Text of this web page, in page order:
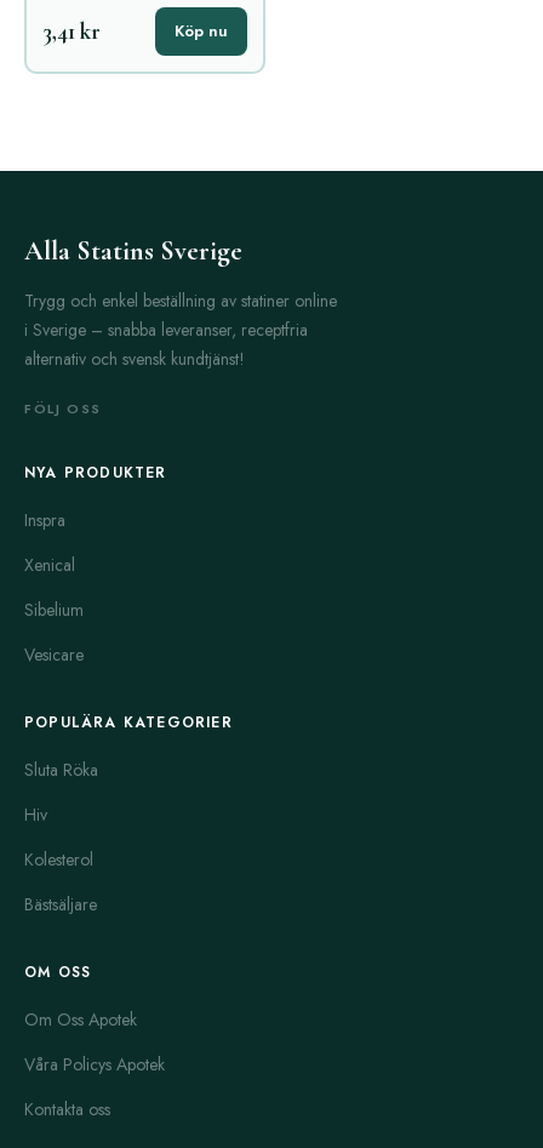
3,41 kr Köp nu
Alla Statins Sverige
Trygg och enkel beställning av statiner online
i Sverige – snabba leveranser, receptfria
alternativ och svensk kundtjänst!
FÖLJ OSS
NYA PRODUKTER
Inspra
Xenical
Sibelium
Vesicare
POPULÄRA KATEGORIER
Sluta Röka
Hiv
Kolesterol
Bästsäljare
OM OSS
Om Oss Apotek
Våra Policys Apotek
Kontakta oss